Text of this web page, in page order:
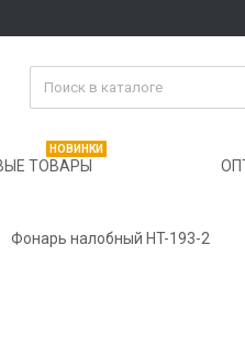
ТОВАРЫ
НОВИНКИ
Фонарь налобный HT-193-2